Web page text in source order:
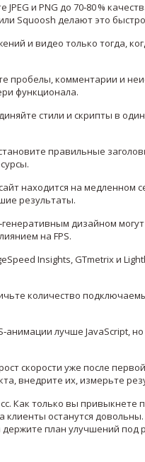
JPEG и PNG до 70‑80 %
Squoosh делают это
и видео только тогда,
пробелы, комментарии и
функционала.
стили и скрипты в
правильные
находится на медленном
результаты.
дизайном
на FPS.
Insights, GTmetrix и
количество
лучше JavaScript,
скорости уже после
внедрите их, измерьте
Как только вы
останутся
держите план улучшений под